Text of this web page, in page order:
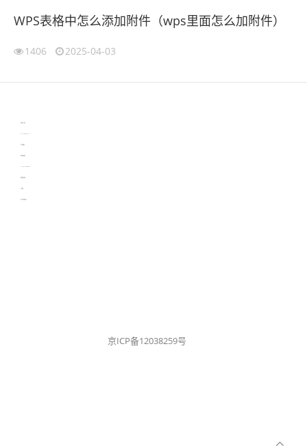
WPS表格中怎么添加附件（wps里面怎么加附件）
1406 2025-04-03
京ICP备12038259号